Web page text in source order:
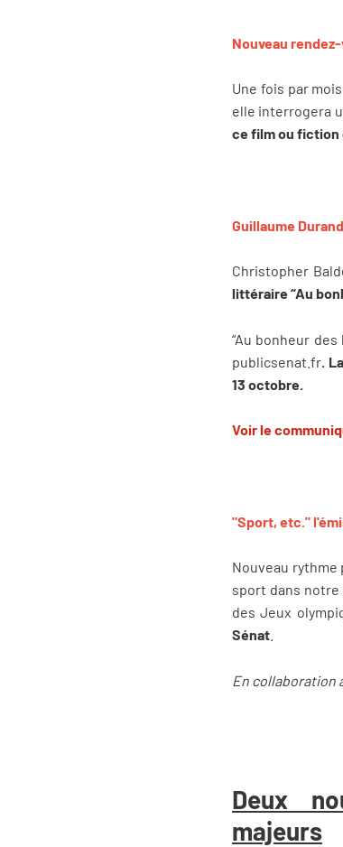
Nouveau
Une fois par
elle interrogera
ce film ou fiction
Guillaume
Christopher
littéraire “Au
“Au bonheur
publicsenat.fr .
13 octobre.
Voir le
"Sport, etc."
Nouveau rythme
sport dans
des Jeux
Sénat
En collaboration
Deux
majeurs